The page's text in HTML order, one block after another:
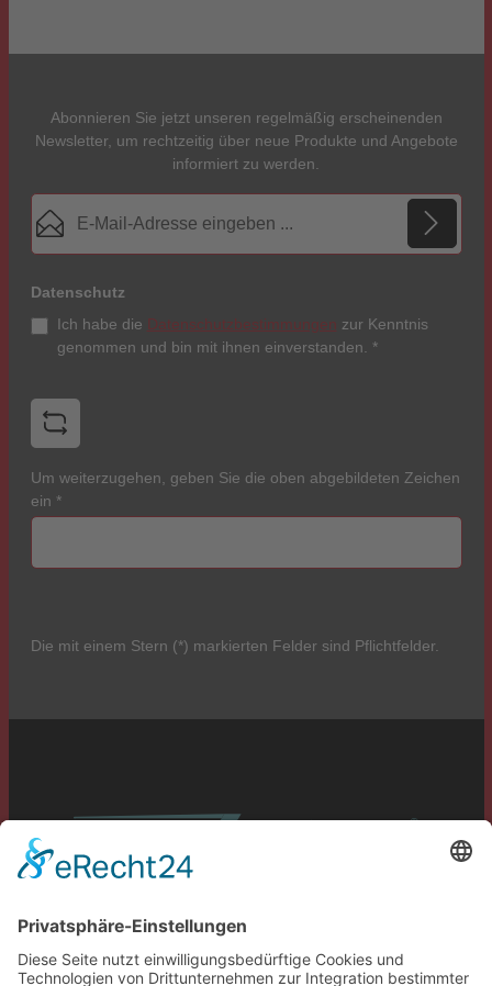
Abonnieren Sie jetzt unseren regelmäßig erscheinenden
Newsletter, um rechtzeitig über neue Produkte und Angebote
informiert zu werden.
E-Mail-Adresse*
Datenschutz
Ich habe die Datenschutzbestimmungen zur Kenntnis
genommen und bin mit ihnen einverstanden. *
Um weiterzugehen, geben Sie die oben abgebildeten Zeichen
ein *
Die mit einem Stern (*) markierten Felder sind Pflichtfelder.